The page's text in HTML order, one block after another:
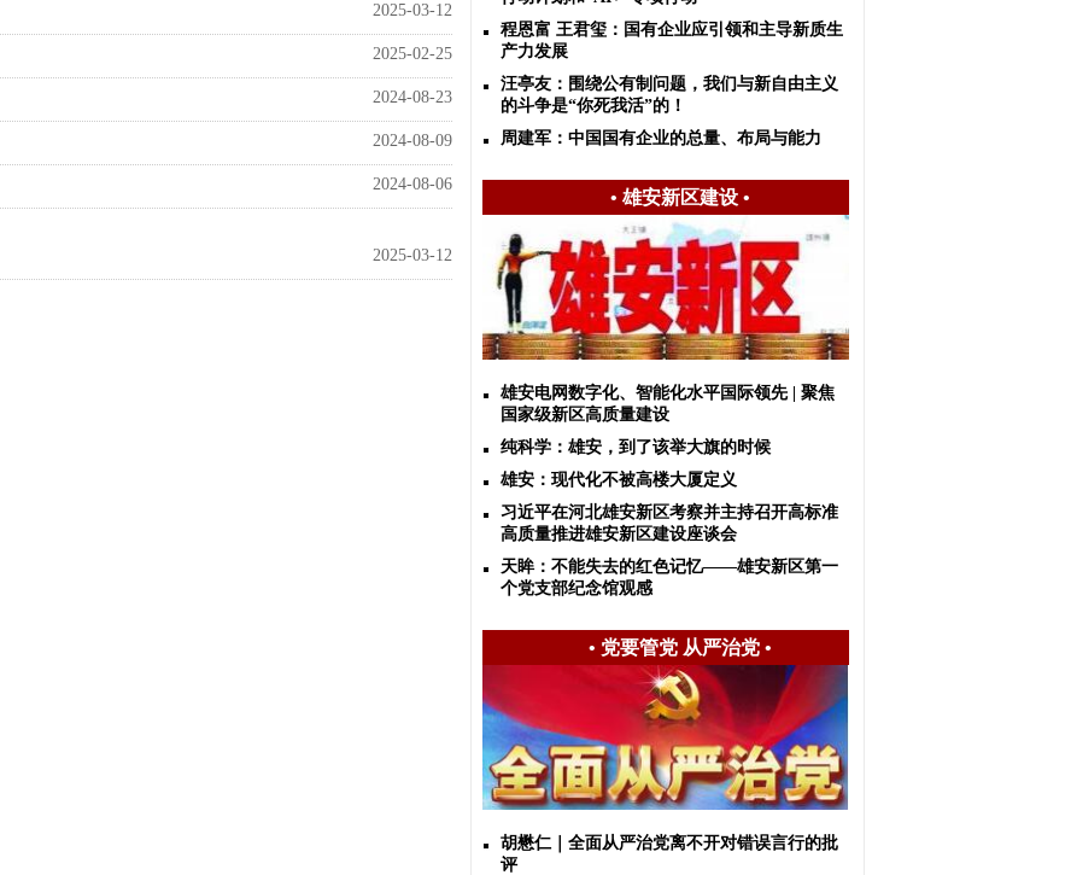
2025-03-12
2025-02-25
2024-08-23
2024-08-09
2024-08-06
2025-03-12
程恩富 王君玺：国有企业应引领和主导新质生
产力发展
汪亭友：围绕公有制问题，我们与新自由主义
的斗争是“你死我活”的！
周建军：中国国有企业的总量、布局与能力
• 雄安新区建设•
雄安电网数字化、智能化水平国际领先 | 聚焦
国家级新区高质量建设
纯科学：雄安，到了该举大旗的时候
雄安：现代化不被高楼大厦定义
习近平在河北雄安新区考察并主持召开高标准
高质量推进雄安新区建设座谈会
天眸：不能失去的红色记忆——雄安新区第一
个党支部纪念馆观感
• 党要管党 从严治党•
胡懋仁｜全面从严治党离不开对错误言行的批
评